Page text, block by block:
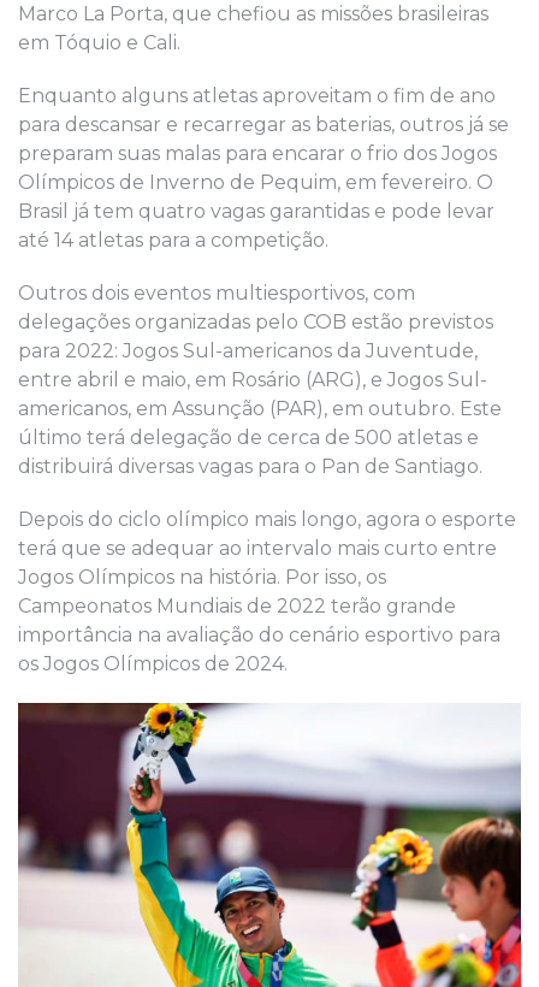
Marco La Porta, que chefiou as missões brasileiras
em Tóquio e Cali.
Enquanto alguns atletas aproveitam o fim de ano
para descansar e recarregar as baterias, outros já se
preparam suas malas para encarar o frio dos Jogos
Olímpicos de Inverno de Pequim, em fevereiro. O
Brasil já tem quatro vagas garantidas e pode levar
até 14 atletas para a competição.
Outros dois eventos multiesportivos, com
delegações organizadas pelo COB estão previstos
para 2022: Jogos Sul-americanos da Juventude,
entre abril e maio, em Rosário (ARG), e Jogos Sul-
americanos, em Assunção (PAR), em outubro. Este
último terá delegação de cerca de 500 atletas e
distribuirá diversas vagas para o Pan de Santiago.
Depois do ciclo olímpico mais longo, agora o esporte
terá que se adequar ao intervalo mais curto entre
Jogos Olímpicos na história. Por isso, os
Campeonatos Mundiais de 2022 terão grande
importância na avaliação do cenário esportivo para
os Jogos Olímpicos de 2024.